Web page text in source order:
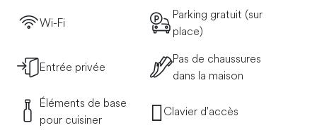
Wi-Fi
Parking gratuit (sur
place)
Entrée privée
Pas de chaussures
dans la maison
Éléments de base
pour cuisiner
Clavier d'accès